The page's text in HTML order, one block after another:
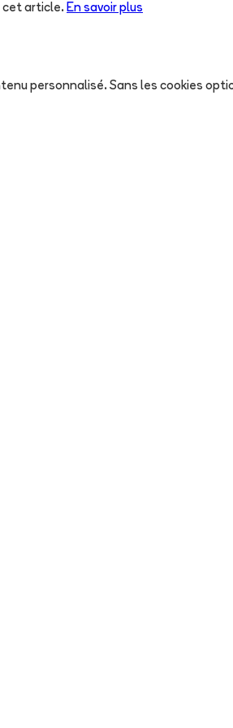
cet article. En savoir plus
personnalisé. Sans les cookies